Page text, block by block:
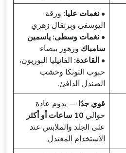
• نغمات عليا: ورقة
اليوسفي وبرتقال زهري
• نغمات وسطى: ياسمين
سامباك وزهور بيضاء
• القاعدة: الفانيليا البوربون،
حبوب التونكا وخشب
الصندل الدافئ.
قوي جدًا — يدوم عادة
حوالي 10 ساعات أو أكثر
على الجلد والملابس عند
الاستخدام المعتدل.